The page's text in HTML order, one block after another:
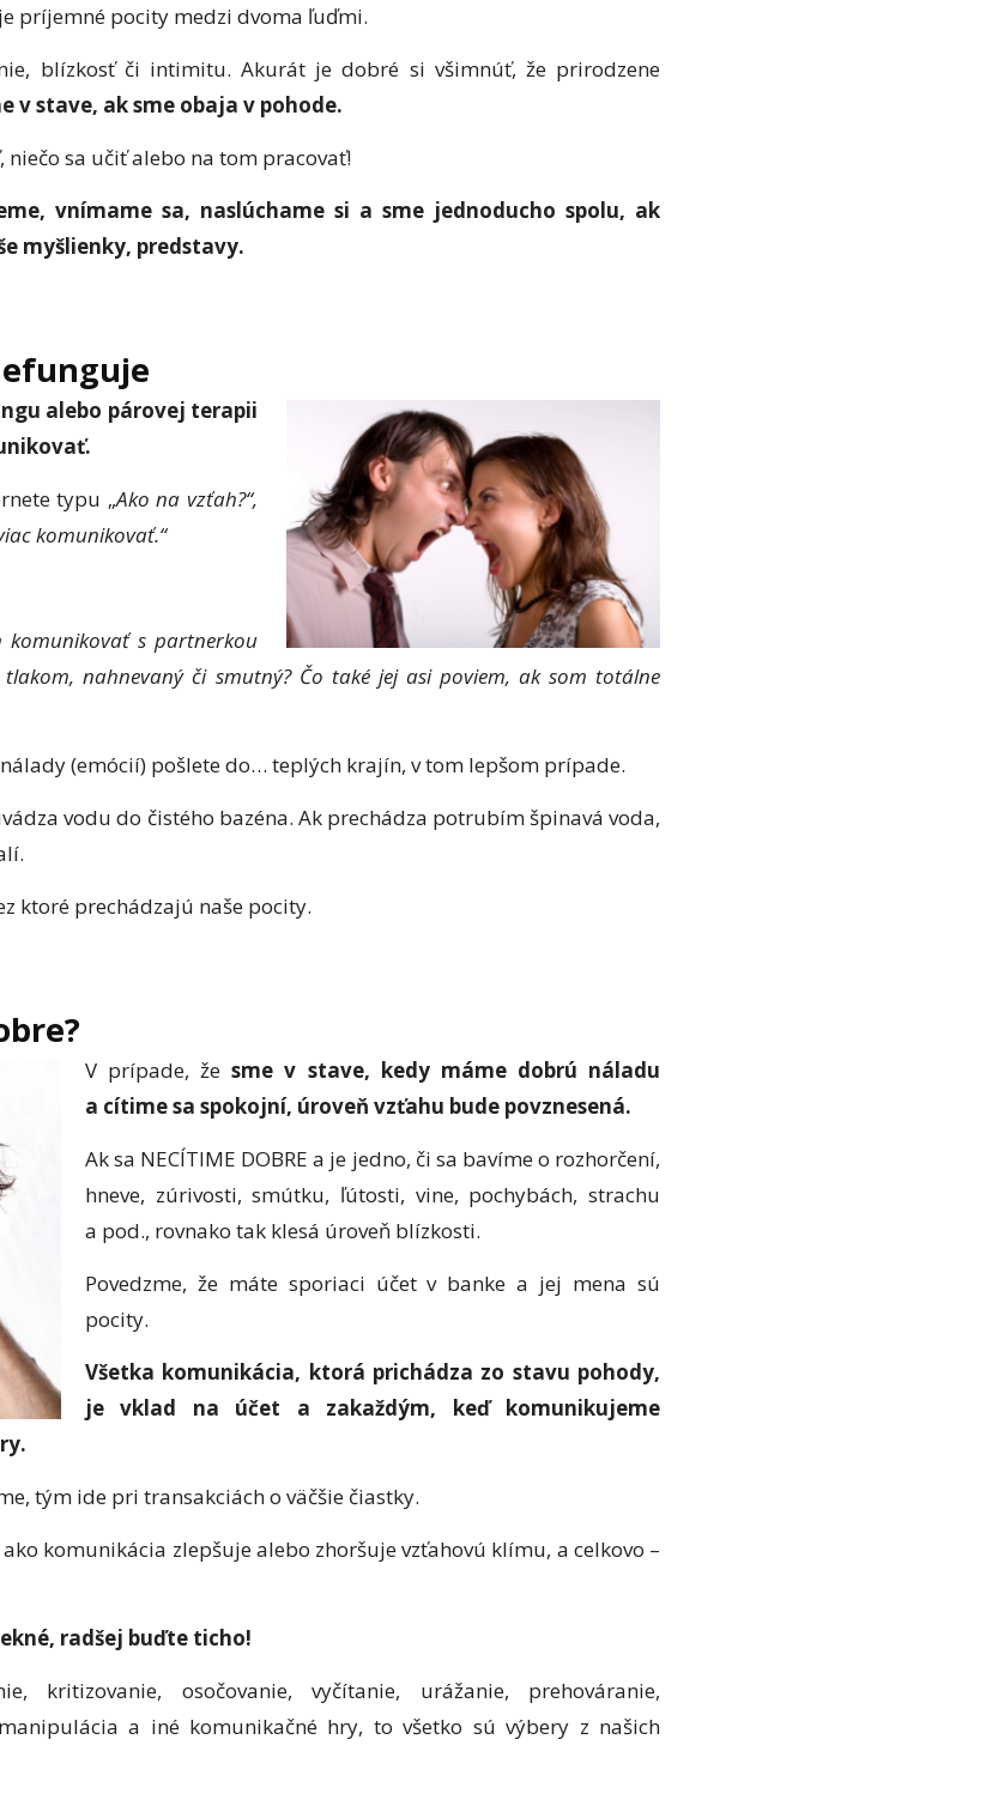
príjemné pocity medzi dvoma ľuďmi.
blízkosť či intimitu. Akurát je dobré si všimnúť, že prirodzene
v stave, ak sme obaja v pohode.
sa učiť alebo na tom pracovať!
vnímame sa, naslúchame si a sme jednoducho spolu, ak
myšlienky, predstavy.
alebo párovej terapii
typu „Ako na vzťah?“,
komunikovať.“
komunikovať s partnerkou
nahnevaný či smutný? Čo také jej asi poviem, ak som totálne
(emócií) pošlete do… teplých krajín, v tom lepšom prípade.
vodu do čistého bazéna. Ak prechádza potrubím špinavá voda,
ktoré prechádzajú naše pocity.
V prípade, že sme v stave, kedy máme dobrú náladu
a cítime sa spokojní, úroveň vzťahu bude povznesená.
Ak sa NECÍTIME DOBRE a je jedno, či sa bavíme o rozhorčení,
hneve, zúrivosti, smútku, ľútosti, vine, pochybách, strachu
a pod., rovnako tak klesá úroveň blízkosti.
Povedzme, že máte sporiaci účet v banke a jej mena sú
pocity.
Všetka komunikácia, ktorá prichádza zo stavu pohody,
je vklad na účet a zakaždým, keď komunikujeme
tým ide pri transakciách o väčšie čiastky.
komunikácia zlepšuje alebo zhoršuje vzťahovú klímu, a celkovo –
radšej buďte ticho!
kritizovanie, osočovanie, vyčítanie, urážanie, prehováranie,
a iné komunikačné hry, to všetko sú výbery z našich